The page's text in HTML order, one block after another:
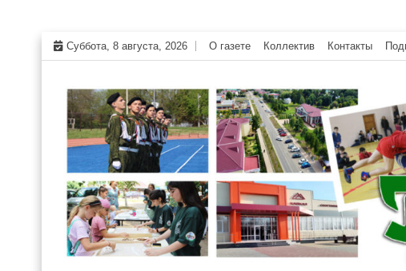
Skip
to
content
Суббота, 8 августа, 2026 О газете Коллектив Контакты